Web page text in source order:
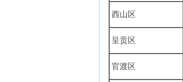
西山区
呈贡区
官渡区